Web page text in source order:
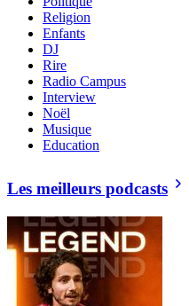
Religion
Enfants
DJ
Rire
Radio Campus
Interview
Noël
Musique
Education
Les meilleurs podcasts